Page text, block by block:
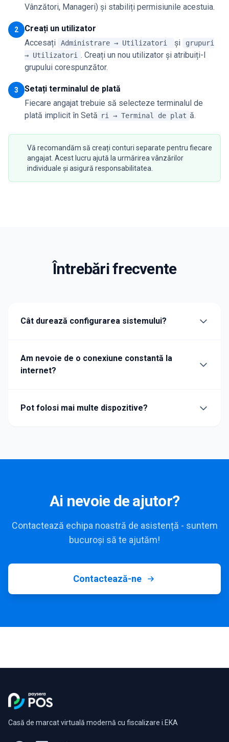
Vânzători, Manageri) și stabiliți permisiunile acestuia.
2
Creați un utilizator
Accesați
Administrare → Utilizatori și
grupuri
→ Utilizatori . Creați un nou utilizator și atribuiți-l
grupului corespunzător.
3
Setați terminalul de plată
Fiecare angajat trebuie să selecteze terminalul de
plată implicit în Setă ri → Terminal de plat ă.
Vă recomandăm să creați conturi separate pentru fiecare
angajat. Acest lucru ajută la urmărirea vânzărilor
individuale și asigură responsabilitatea.
Întrebări frecvente
Cât durează configurarea sistemului?
Am nevoie de o conexiune constantă la
internet?
Pot folosi mai multe dispozitive?
Ai nevoie de ajutor?
Contactează echipa noastră de asistență - suntem
bucuroși să te ajutăm!
Contactează-ne
Casă de marcat virtuală modernă cu fiscalizare i.EKA